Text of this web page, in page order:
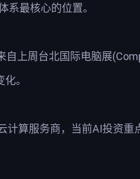
系最核心的位置。
上周台北国际电脑展
。
计算服务商，当前AI投资